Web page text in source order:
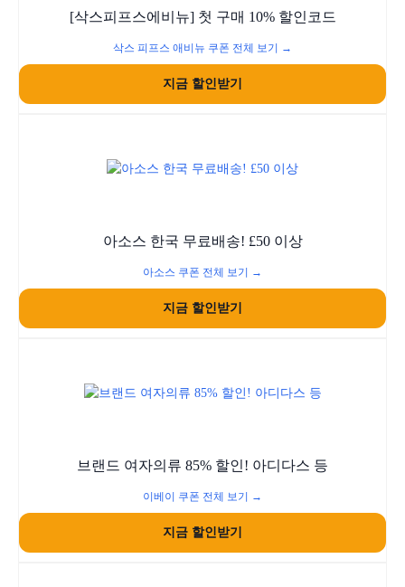
[삭스피프스에비뉴] 첫 구매 10% 할인코드
삭스 피프스 애비뉴 쿠폰 전체 보기 →
지금 할인받기
아소스 한국 무료배송! £50 이상
아소스 쿠폰 전체 보기 →
지금 할인받기
브랜드 여자의류 85% 할인! 아디다스 등
이베이 쿠폰 전체 보기 →
지금 할인받기